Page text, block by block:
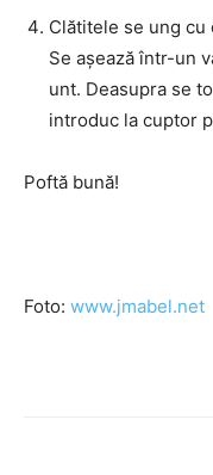
Clătitele se ung cu
Se așează într-un
unt. Deasupra se
introduc la cuptor
Poftă bună!
Foto: www.jmabel.net